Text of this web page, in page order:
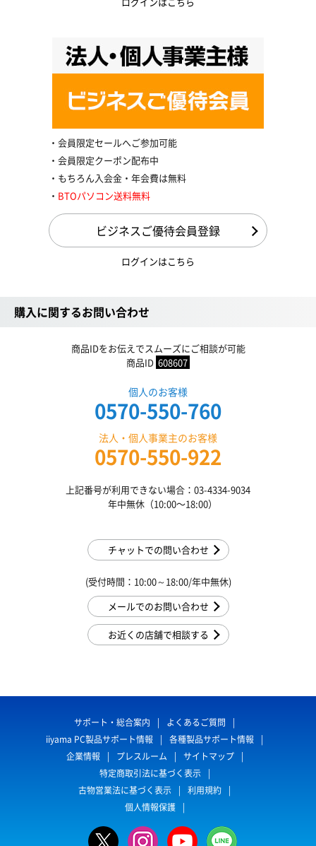
会員限定セールへご参加可能
会員限定クーポン配布中
もちろん入会金・年会費は無料
BTOパソコン送料無料
ビジネスご優待会員登録
ログインはこちら
購入に関するお問い合わせ
商品IDをお伝えでスムーズにご相談が可能
商品ID 608607
個人のお客様
0570-550-760
法人・個人事業主のお客様
0570-550-922
上記番号が利用できない場合：03-4334-9034
年中無休（10:00〜18:00）
チャットでの問い合わせ
(受付時間：10:00～18:00/年中無休)
メールでのお問い合わせ
お近くの店舗で相談する
サポート・総合案内
よくあるご質問
iiyama PC製品サポート情報
各種製品サポート情報
企業情報
プレスルーム
サイトマップ
特定商取引法に基づく表示
古物営業法に基づく表示
利用規約
個人情報保護